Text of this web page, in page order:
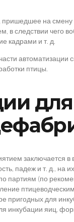
на
в следствии
кадрами и т. д.
птицы.
падеж и т. д.,
(по
пригодных для
инкубации яиц,